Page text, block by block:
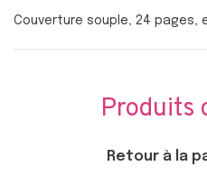
Couverture souple, 24 pages,
Produits
Retour à la